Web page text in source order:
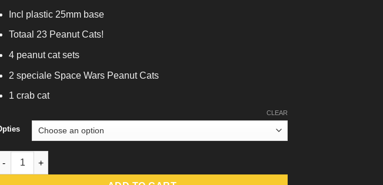
Incl plastic 25mm base
Totaal 23 Peanut Cats!
4 peanut cat sets
2 speciale Space Wars Peanut Cats
1 crab cat
CLEAR
Full Collection Peanut Cats (23x) quantity